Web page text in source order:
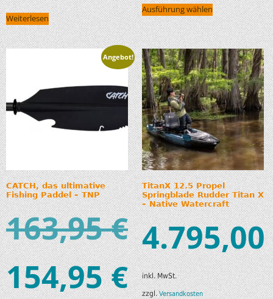
Weiterlesen
Ausführung wählen
Angebot!
CATCH, das ultimative
Fishing Paddel – TNP
163,95€
154,95€
TitanX 12.5 Propel
Springblade Rudder Titan X
– Native Watercraft
4.795,00
inkl. MwSt.
zzgl.Versandkosten